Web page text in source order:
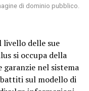
di dominio pubblico.
livello delle sue
si occupa della
nel sistema
sul modello di